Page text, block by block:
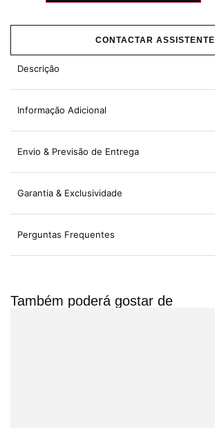
CONTACTAR ASSISTENTE
Descrição
Informação Adicional
Envio & Previsão de Entrega
Garantia & Exclusividade
Perguntas Frequentes
Também poderá gostar de